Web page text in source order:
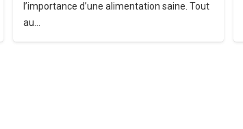
l’importance d’une alimentation saine. Tout
au…